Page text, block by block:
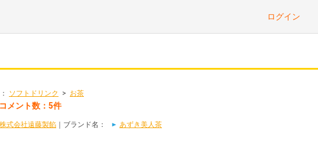
ログイン
ソフトドリンク > お茶
メント数：5件
株式会社遠藤製餡 ｜ブランド名： あずき美人茶